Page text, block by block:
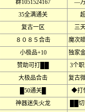
群1051524167
––
35全满通关
复古一区
三
８０８５合击
魔次
小极品+10
独家
赞助可打██
3个
大极品合击
复古
█50通关█
◆打
神器迷失火龙
██